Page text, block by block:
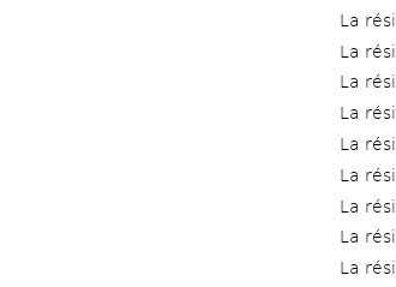
La
La
La
La
La
La
La
La
La